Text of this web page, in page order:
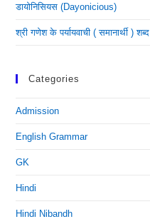
डायोनिसियस (dayonicious)
श्री गणेश के पर्यायवाची ( समानार्थी ) शब्द
Categories
Admission
English Grammar
GK
Hindi
Hindi Nibandh